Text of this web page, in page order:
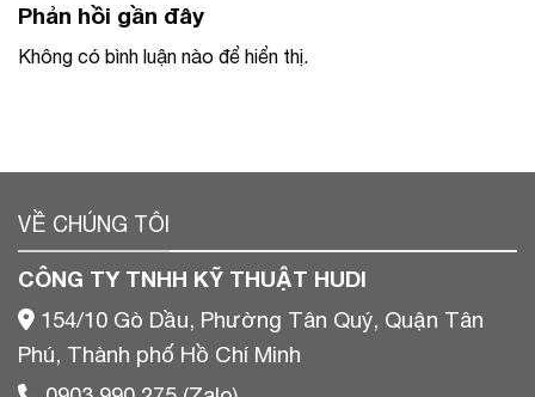
Phản hồi gần đây
Không có bình luận nào để hiển thị.
VỀ CHÚNG TÔI
CÔNG TY TNHH KỸ THUẬT HUDI
154/10 Gò Dầu, Phường Tân Quý, Quận Tân
Phú, Thành phố Hồ Chí Minh